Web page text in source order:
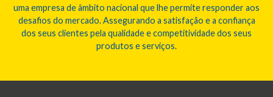
uma empresa de âmbito nacional que lhe permite responder aos
desafios do mercado. Assegurando a satisfação e a confiança
dos seus clientes pela qualidade e competitividade dos seus
produtos e serviços.